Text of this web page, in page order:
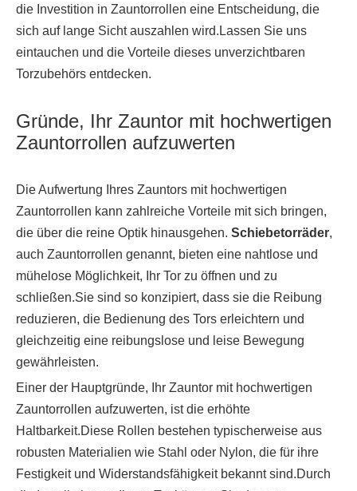
die Investition in Zauntorrollen eine Entscheidung, die
sich auf lange Sicht auszahlen wird.Lassen Sie uns
eintauchen und die Vorteile dieses unverzichtbaren
Torzubehörs entdecken.
Gründe, Ihr Zauntor mit hochwertigen
Zauntorrollen aufzuwerten
Die Aufwertung Ihres Zauntors mit hochwertigen
Zauntorrollen kann zahlreiche Vorteile mit sich bringen,
die über die reine Optik hinausgehen. Schiebetorräder,
auch Zauntorrollen genannt, bieten eine nahtlose und
mühelose Möglichkeit, Ihr Tor zu öffnen und zu
schließen.Sie sind so konzipiert, dass sie die Reibung
reduzieren, die Bedienung des Tors erleichtern und
gleichzeitig eine reibungslose und leise Bewegung
gewährleisten.
Einer der Hauptgründe, Ihr Zauntor mit hochwertigen
Zauntorrollen aufzuwerten, ist die erhöhte
Haltbarkeit.Diese Rollen bestehen typischerweise aus
robusten Materialien wie Stahl oder Nylon, die für ihre
Festigkeit und Widerstandsfähigkeit bekannt sind.Durch